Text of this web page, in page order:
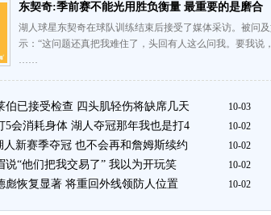
东契奇:季前赛不能光用胜负衡量 最重要的是磨合
湖人球星东契奇在球队训练结束后接受了媒体采访。被问
示：“这问题还真把我难住了，头回有人这么问我。要我说
……
伯已接受检查 四头肌轻伤将缺席几天 10-03
5会消耗身体 湖人夺冠那年我也是打4 10-02
人新赛季夺冠 也不会再和詹姆斯续约 10-02
说“他们把我交易了” 我以为开玩笑 10-02
彪恢复显著 将重回外线领防人位置 10-02